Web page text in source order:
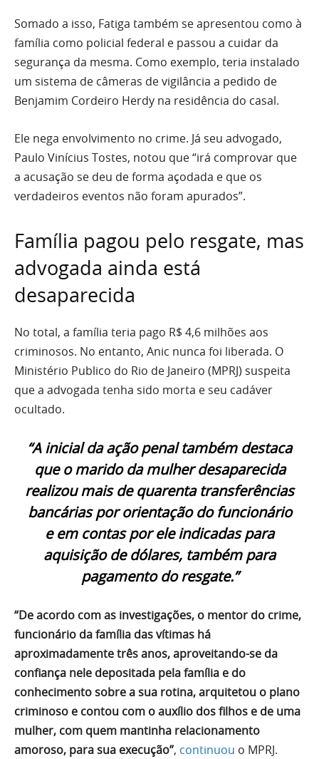
Somado a isso, Fatiga também se apresentou como à
família como policial federal e passou a cuidar da
segurança da mesma. Como exemplo, teria instalado
um sistema de câmeras de vigilância a pedido de
Benjamim Cordeiro Herdy na residência do casal.
Ele nega envolvimento no crime. Já seu advogado,
Paulo Vinícius Tostes, notou que “irá comprovar que
a acusação se deu de forma açodada e que os
verdadeiros eventos não foram apurados”.
Família pagou pelo resgate, mas
advogada ainda está
desaparecida
No total, a família teria pago R$ 4,6 milhões aos
criminosos. No entanto, Anic nunca foi liberada. O
Ministério Publico do Rio de Janeiro (MPRJ) suspeita
que a advogada tenha sido morta e seu cadáver
ocultado.
“A inicial da ação penal também destaca
que o marido da mulher desaparecida
realizou mais de quarenta transferências
bancárias por orientação do funcionário
e em contas por ele indicadas para
aquisição de dólares, também para
pagamento do resgate.”
“De acordo com as investigações, o mentor do crime,
funcionário da família das vítimas há
aproximadamente três anos, aproveitando-se da
confiança nele depositada pela família e do
conhecimento sobre a sua rotina, arquitetou o plano
criminoso e contou com o auxílio dos filhos e de uma
mulher, com quem mantinha relacionamento
amoroso, para sua execução”, continuou o MPRJ.